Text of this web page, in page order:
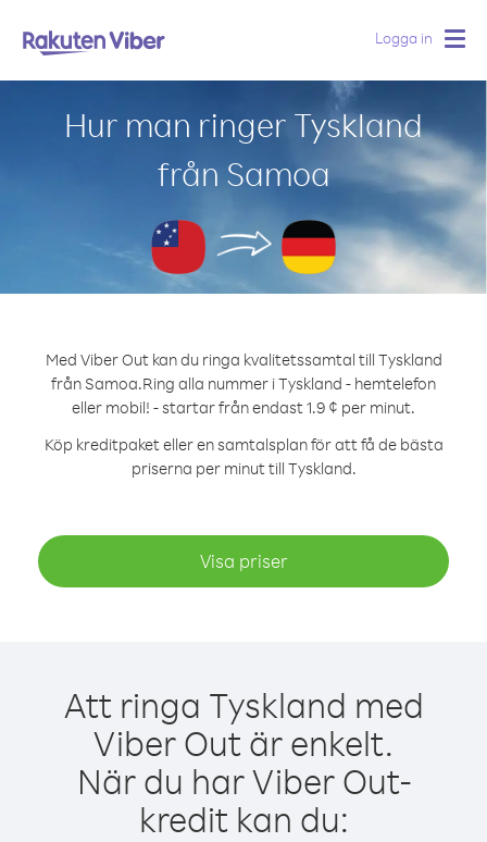
Logga in
Hur man ringer Tyskland
från Samoa
Med Viber Out kan du ringa kvalitetssamtal till Tyskland
från Samoa.Ring alla nummer i Tyskland - hemtelefon
eller mobil! - startar från endast 1.9 ¢ per minut.
Köp kreditpaket eller en samtalsplan för att få de bästa
priserna per minut till Tyskland.
Visa priser
Att ringa Tyskland med
Viber Out är enkelt.
När du har Viber Out-
kredit kan du: